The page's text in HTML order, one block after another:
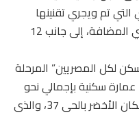
تم ويجري تقنينها
ضمن منظومة توفيق أوضاع الأراضي المضافة، إلى جانب 12
لكل المصريين” المرحلة
السادسة بالحي 37، والتي تضم 125 عمارة سكنية بإجمالي نحو
3,000 وحدة، فضلاً عن مشروع الإسكان الأخضر بالحي 37، والذي